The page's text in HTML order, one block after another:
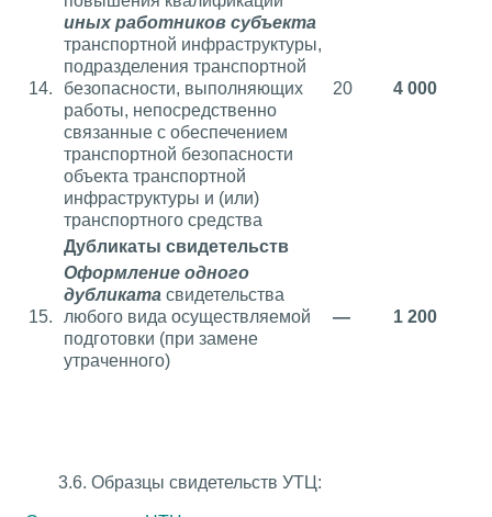
14.
иных работников субъекта
транспортной инфраструктуры,
подразделения транспортной
безопасности, выполняющих
работы, непосредственно
связанные с обеспечением
транспортной безопасности
объекта транспортной
инфраструктуры и (или)
транспортного средства
20 4 000
Дубликаты свидетельств
15.
Оформление одного
дубликата свидетельства
любого вида осуществляемой
подготовки (при замене
утраченного)
— 1 200
3.6. Образцы свидетельств УТЦ: